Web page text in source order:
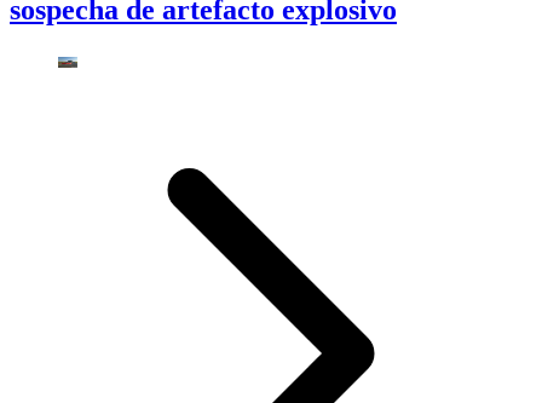
sospecha de artefacto explosivo